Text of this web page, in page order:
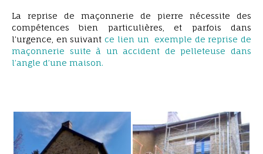
La reprise de maçonnerie de pierre nécessite des
compétences bien particulières, et parfois dans
l’urgence, en suivantce lien un exemple de reprise de
maçonnerie suite à un accident de pelleteuse dans
l’angle d’une maison.